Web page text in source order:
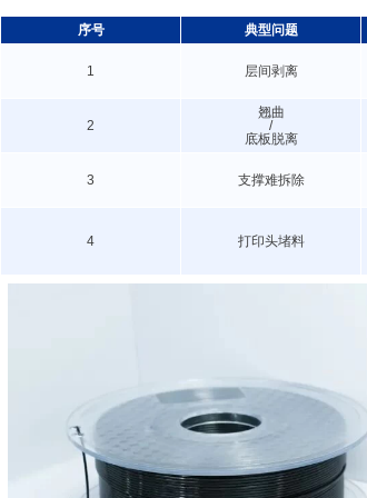
序号 典型问题
1 层间剥离
2
翘曲
/
底板脱离
3 支撑难拆除
4 打印头堵料